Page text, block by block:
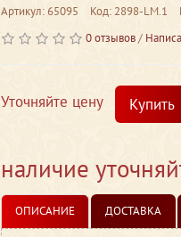
Артикул: 65095 Код: 2898-LM.1
0 отзывов/
Уточняйте цену Купить
наличие
ОПИСАНИЕ ДОСТАВКА